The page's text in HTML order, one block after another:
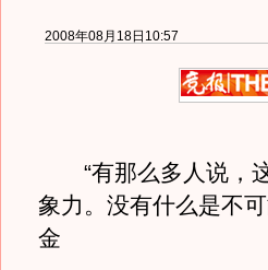
2008年08月18日10:57
“有那么多人说，这
象力。没有什么是不
金